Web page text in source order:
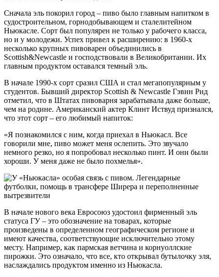
Сначала эль покорил город – пиво было главным напитком в
судостроительном, горнодобывающем и сталелитейном
Ньюкасле. Сорт был популярен не только у рабочего класса,
но и у молодежи. Успех привел к расширению: в 1960-х
несколько крупных пивоварен объединились в
Scottish&Newcastle и господствовали в Великобритании. Их
главным продуктом оставался темный эль.
В начале 1990-х сорт сразил США и стал мегапопулярным у
студентов. Бывший директор Scottish & Newcastle Гэвин Рид
отметил, что в Штатах пивоварня зарабатывала даже больше,
чем на родине. Американский актер Клинт Иствуд признался,
что этот сорт – его любимый напиток:
«Я познакомился с ним, когда приехал в Ньюкасл. Все
говорили мне, пиво может меня ослепить. Это звучало
немного резко, но я попробовал несколько пинт. И они были
хороши. У меня даже не было похмелья».
В начале нового века Евросоюз удостоил фирменный эль
статуса ГУ – это обозначение на товарах, которые
произведены в определенном географическом регионе и
имеют качества, соответствующие исключительно этому
месту. Например, как пармская ветчина и корнуоллские
пирожки. Это означало, что все, кто открывал бутылочку эля,
наслаждались продуктом именно из Ньюкасла.